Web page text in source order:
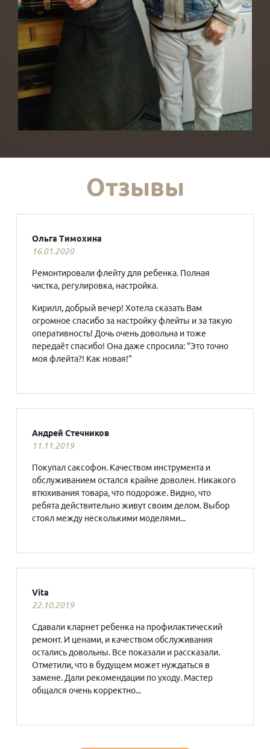
Отзывы
Ольга Тимохина
16.01.2020
Ремонтировали флейту для ребенка. Полная
чистка, регулировка, настройка.
Кирилл, добрый вечер! Хотела сказать Вам
огромное спасибо за настройку флейты и за такую
оперативность! Дочь очень довольна и тоже
передаёт спасибо! Она даже спросила: "Это точно
моя флейта?! Как новая!"
Андрей Стечников
11.11.2019
Покупал саксофон. Качеством инструмента и
обслуживанием остался крайне доволен. Никакого
втюхивания товара, что подороже. Видно, что
ребята действительно живут своим делом. Выбор
стоял между несколькими моделями...
Vita
22.10.2019
Сдавали кларнет ребенка на профилактический
ремонт. И ценами, и качеством обслуживания
остались довольны. Все показали и рассказали.
Отметили, что в будущем может нуждаться в
замене. Дали рекомендации по уходу. Мастер
общался очень корректно...